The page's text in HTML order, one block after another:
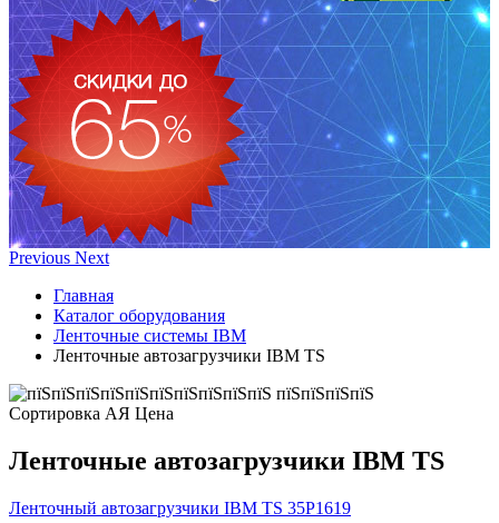
Previous Next
Главная
Каталог оборудования
Ленточные системы IBM
Ленточные автозагрузчики IBM TS
Сортировка АЯ Ценa
Ленточные автозагрузчики IBM TS
Ленточный автозагрузчики IBM TS 35P1619